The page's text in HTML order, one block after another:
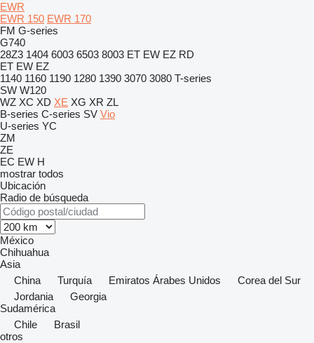
EWR
EWR 150 EWR 170
FM G-series
G740
28Z3 1404 6003 6503 8003 ET EW EZ RD
ET EW EZ
1140 1160 1190 1280 1390 3070 3080 T-series
SW W120
WZ XC XD XE XG XR ZL
B-series C-series SV Vio
U-series YC
ZM
ZE
EC EW H
mostrar todos
Ubicación
Radio de búsqueda
México
Chihuahua
Asia
China
Turquía Emiratos Árabes Unidos
Corea del Sur
Jordania
Georgia
Sudamérica
Chile
Brasil
otros